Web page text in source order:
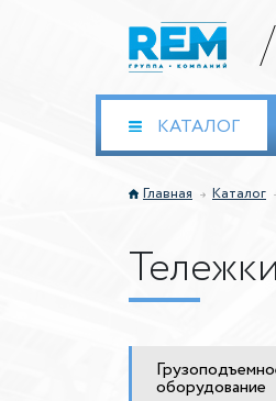
КАТАЛОГ
Главная Каталог
оборудование